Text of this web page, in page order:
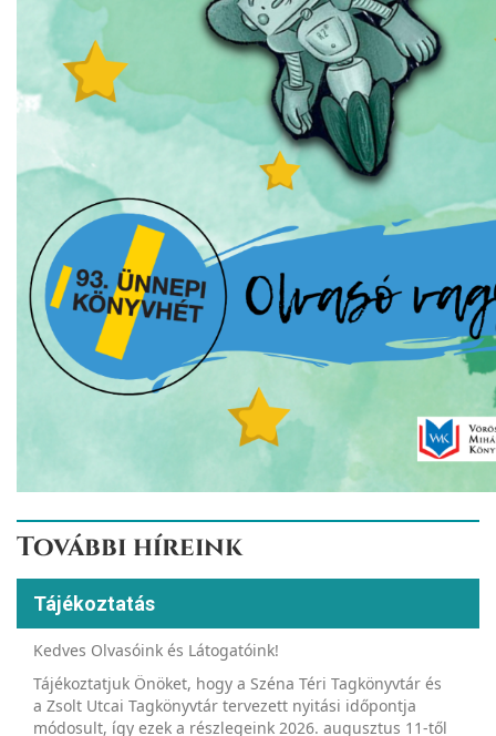
További híreink
Tájékoztatás
Kedves Olvasóink és Látogatóink!
Tájékoztatjuk Önöket, hogy a Széna Téri Tagkönyvtár és
a Zsolt Utcai Tagkönyvtár tervezett nyitási időpontja
módosult, így ezek a részlegeink 2026. augusztus 11-től